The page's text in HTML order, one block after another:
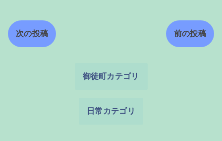
次の投稿 前の投稿
御徒町カテゴリ
日常カテゴリ